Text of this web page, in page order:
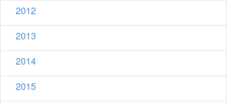
2012
2013
2014
2015